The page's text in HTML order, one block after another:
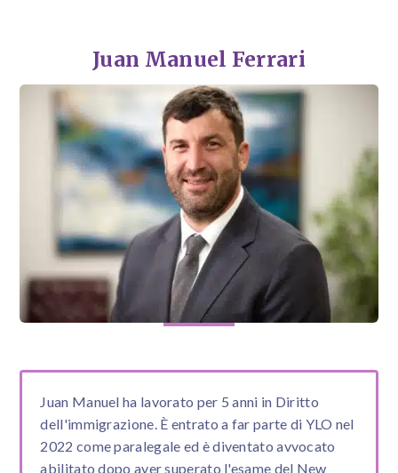
Juan Manuel Ferrari
Juan Manuel ha lavorato per 5 anni in Diritto
dell'immigrazione. È entrato a far parte di YLO nel
2022 come paralegale ed è diventato avvocato
abilitato dopo aver superato l'esame del New